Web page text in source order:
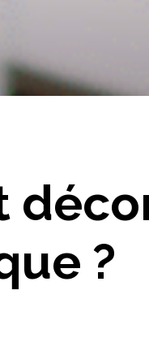
A à Z
?